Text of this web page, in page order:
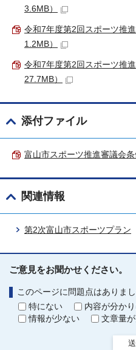
3.6MB）
令和7年度第2回スポーツ推
1.2MB）
令和7年度第2回スポーツ推
27.7MB）
添付ファイル
富山市スポーツ推進審議会条
関連情報
第2次富山市スポーツプラン
ご意見をお聞かせください。
このページに問題点はありま
特にない
内容が分か
情報が少ない
文章量